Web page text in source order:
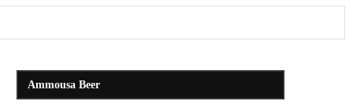
Ammousa Beer